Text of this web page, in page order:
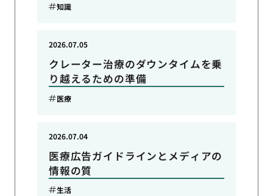
知識
クレーター治療のダウンタイムを乗
り越えるための準備
2026.07.05
医療
医療広告ガイドラインとメディアの
情報の質
2026.07.04
生活